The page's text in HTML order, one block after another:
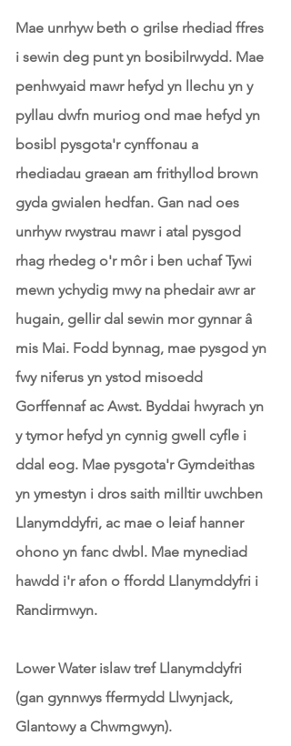
Mae unrhyw beth o grilse rhediad ffres
i sewin deg punt yn bosibilrwydd. Mae
penhwyaid mawr hefyd yn llechu yn y
pyllau dwfn muriog ond mae hefyd yn
bosibl pysgota'r cynffonau a
rhediadau graean am frithyllod brown
gyda gwialen hedfan. Gan nad oes
unrhyw rwystrau mawr i atal pysgod
rhag rhedeg o'r môr i ben uchaf Tywi
mewn ychydig mwy na phedair awr ar
hugain, gellir dal sewin mor gynnar â
mis Mai. Fodd bynnag, mae pysgod yn
fwy niferus yn ystod misoedd
Gorffennaf ac Awst. Byddai hwyrach yn
y tymor hefyd yn cynnig gwell cyfle i
ddal eog. Mae pysgota'r Gymdeithas
yn ymestyn i dros saith milltir uwchben
Llanymddyfri, ac mae o leiaf hanner
ohono yn fanc dwbl. Mae mynediad
hawdd i'r afon o ffordd Llanymddyfri i
Randirmwyn.
Lower Water islaw tref Llanymddyfri
(gan gynnwys ffermydd Llwynjack,
Glantowy a Chwmgwyn).